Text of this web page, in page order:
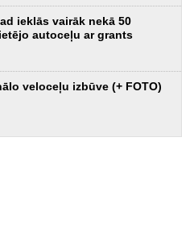
ieklās vairāk nekā 50
autoceļu ar grants
veloceļu izbūve (+ FOTO)